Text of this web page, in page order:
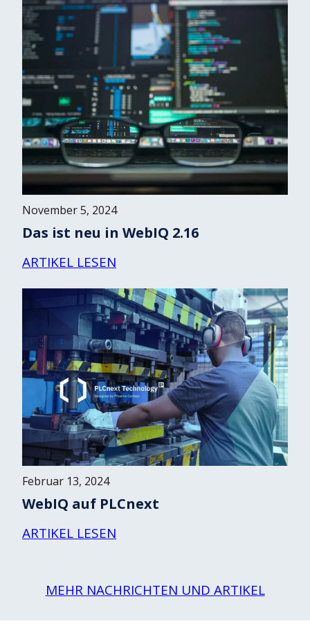
November 5, 2024
Das ist neu in WebIQ 2.16
ARTIKEL LESEN
Februar 13, 2024
WebIQ auf PLCnext
ARTIKEL LESEN
MEHR NACHRICHTEN UND ARTIKEL